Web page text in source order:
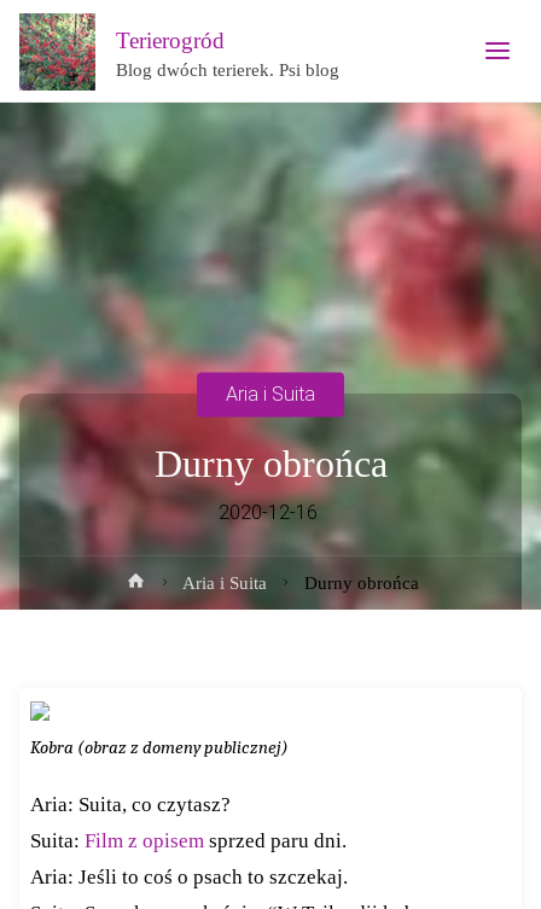
Terierogród
Blog dwóch terierek. Psi blog
Durny obrońca
2020-12-16
Aria i Suita
Strona
główna
Aria i Suita Durny obrońca
Kobra (obraz z domeny publicznej)
Aria: Suita, co czytasz?
Suita: Film z opisemsprzed paru dni.
Aria: Jeśli to coś o psach to szczekaj.